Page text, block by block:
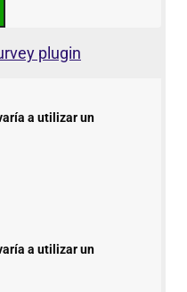
plugin
a utilizar un
a utilizar un